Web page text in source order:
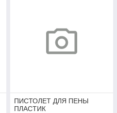
ПИСТОЛЕТ ДЛЯ ПЕНЫ
ПЛАСТИК